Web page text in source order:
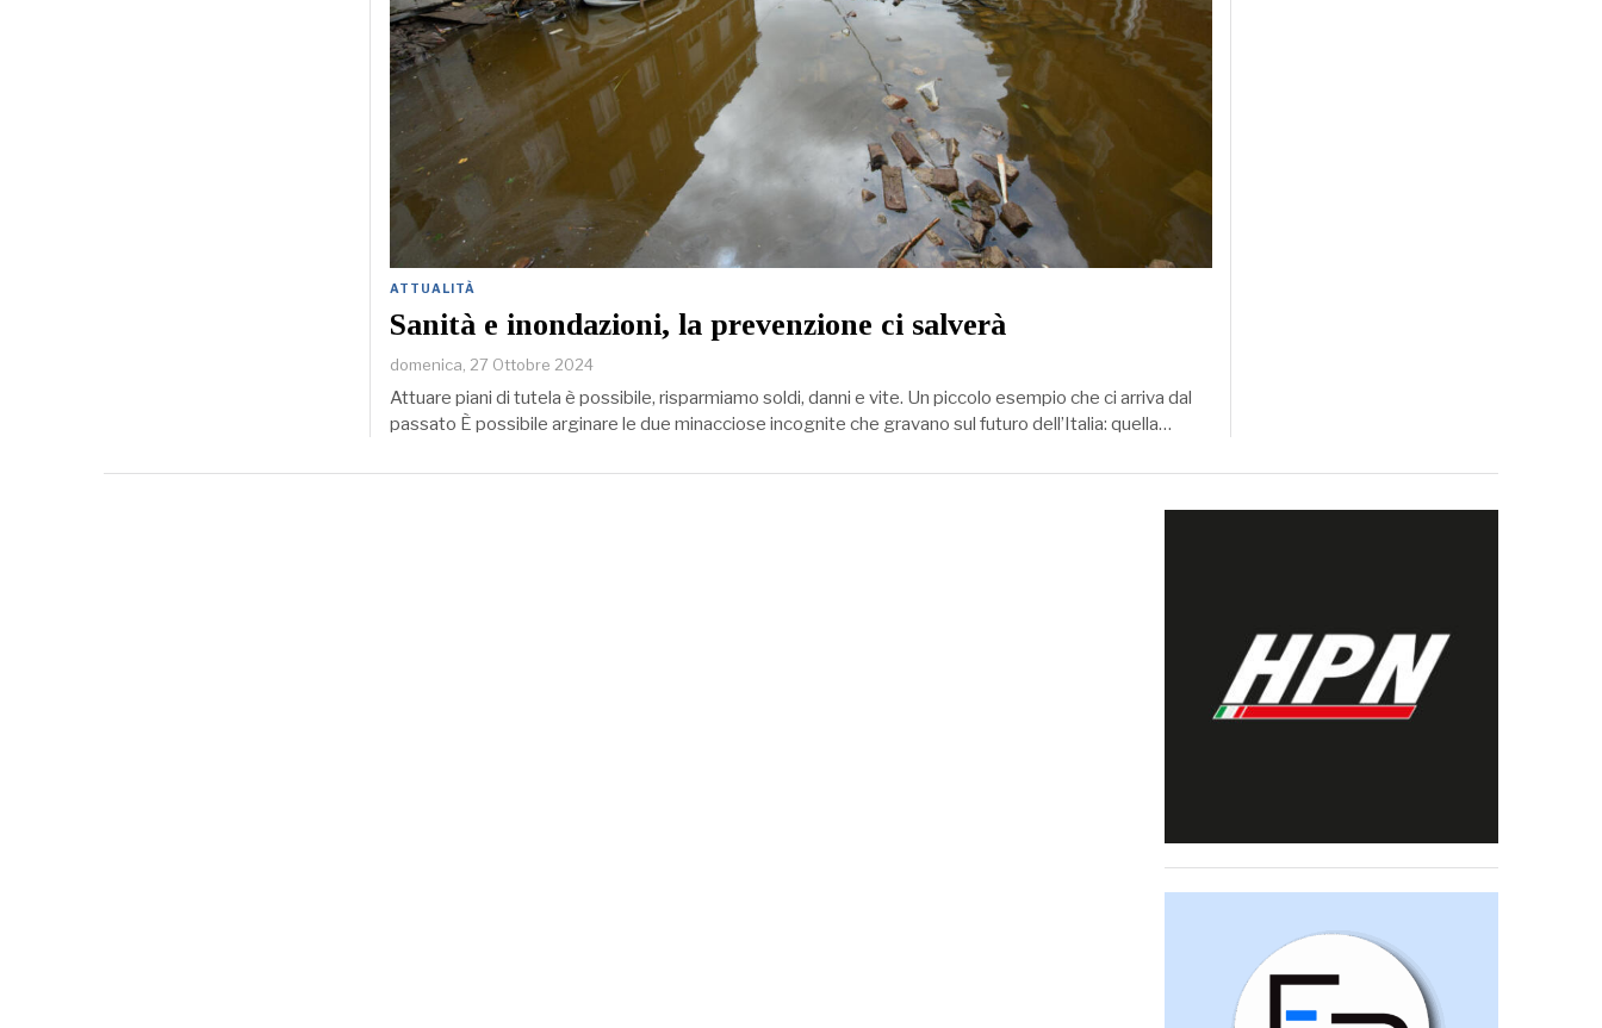
ATTUALITÀ
Sanità e inondazioni, la prevenzione ci salverà
domenica, 27 Ottobre 2024
Attuare piani di tutela è possibile, risparmiamo soldi, danni e vite. Un piccolo esempio che ci arriva dal
passato È possibile arginare le due minacciose incognite che gravano sul futuro dell’Italia: quella…